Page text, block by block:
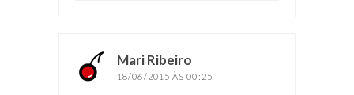
Mari Ribeiro
18/06/2015 ÀS 00:25